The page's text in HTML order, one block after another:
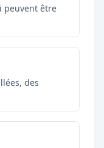
peuvent être
des